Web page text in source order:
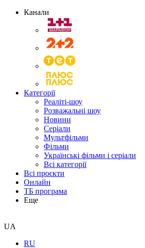
Канали
Категорії
Реаліті-шоу
Розважальні шоу
Новини
Серіали
Мультфільми
Фільми
Українські фільми і серіали
Всі категорії
Всі проєкти
Онлайн
ТБ програма
Еще
UA
RU